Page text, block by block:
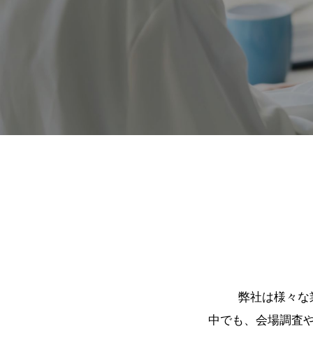
弊社は様々
中でも、会場調査